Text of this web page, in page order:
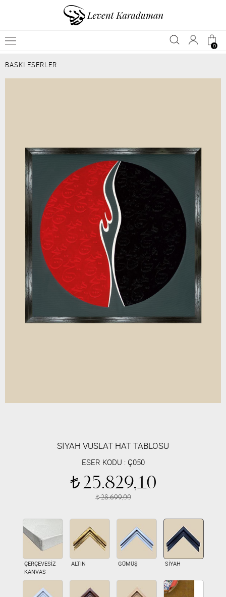
0
BASKI ESERLER
SİYAH VUSLAT HAT TABLOSU
ESER KODU : Ç050
t25.829,10
t28.699,00
ÇERÇEVESİZ
KANVAS
ALTIN GÜMÜŞ SİYAH